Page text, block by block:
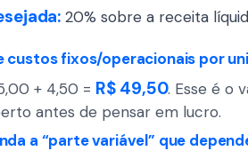
20% sobre a receita
custos fixos/operacionais por
+ 4,50 = R$ 49,50. Esse é o
antes de pensar em lucro.
a “parte variável” que